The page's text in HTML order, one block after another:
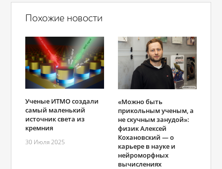
Похожие новости
Ученые ИТМО создали
самый маленький
источник света из
кремния
30 Июля 2025
«Можно быть
прикольным ученым, а
не скучным занудой»:
физик Алексей
Кохановский ― о
карьере в науке и
нейроморфных
вычислениях